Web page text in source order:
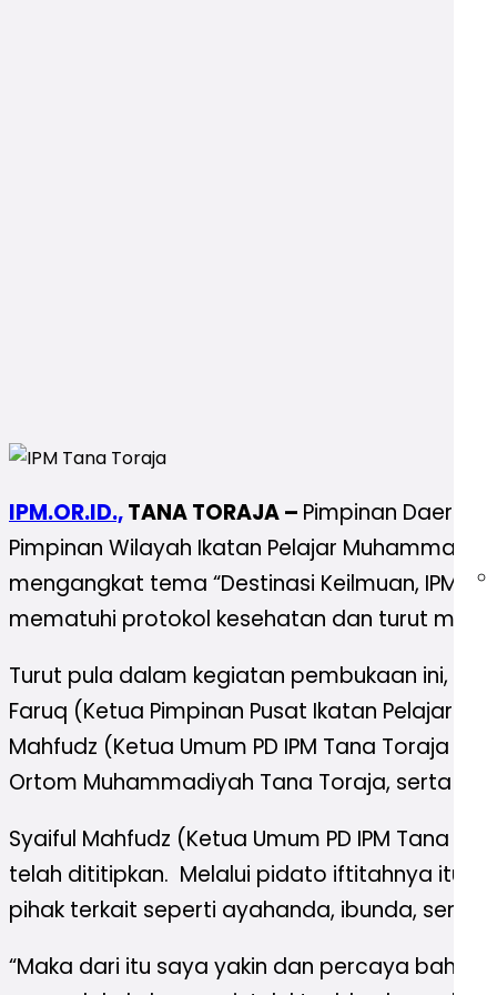
IPM.OR.ID.,TANA TORAJA – Pimpinan Daerah
Pimpinan Wilayah Ikatan Pelajar
mengangkat tema “Destinasi Keilmuan, IPM
mematuhi protokol kesehatan dan turut
Turut pula dalam kegiatan pembukaan ini,
Faruq (Ketua Pimpinan Pusat Ikatan Pelajar
Mahfudz (Ketua Umum PD IPM Tana Toraja
Ortom Muhammadiyah Tana Toraja, serta
Syaiful Mahfudz (Ketua Umum PD IPM Tana
telah dititipkan. Melalui pidato iftitahnya itu,
pihak terkait seperti ayahanda, ibunda, serta
“Maka dari itu saya yakin dan percaya